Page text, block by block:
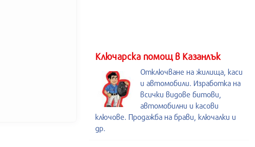
Kлючарска помощ в Казанлък
Отключване на жилища, каси
и автомобили. Изработка на
всички видове битови,
автомобилни и касови
ключове. Продажба на брави, ключалки и
др.